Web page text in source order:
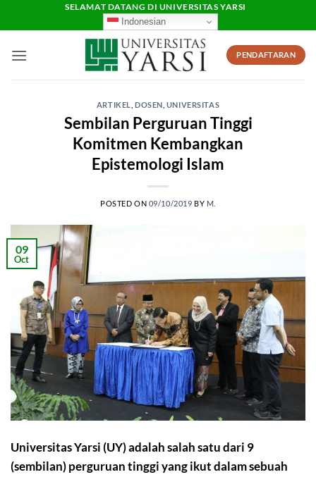
SELAMAT DATANG DI UNIVERSITAS YARSI
Indonesian
PENDAFTARAN
ARTIKEL DOSEN UNIVERSITAS
Sembilan Perguruan Tinggi
Komitmen Kembangkan
Epistemologi Islam
POSTED ON 09/10/2019 BY M.
09
Oct
Universitas Yarsi (UY) adalah salah satu dari 9
(sembilan) perguruan tinggi yang ikut dalam sebuah